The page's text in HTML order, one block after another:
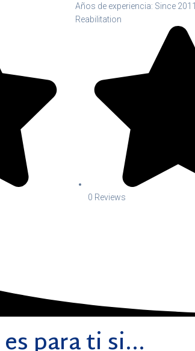
Años de experiencia: Since 2011
Reabilitation
0 Reviews